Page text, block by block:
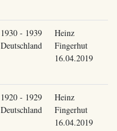
1930 - 1939
Deutschland
Heinz
Fingerhut
16.04.2019
1920 - 1929
Deutschland
Heinz
Fingerhut
16.04.2019